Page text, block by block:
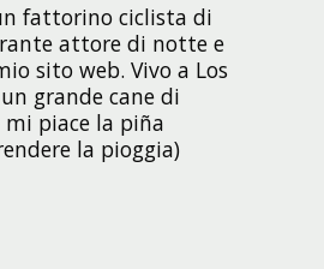
fattorino ciclista di
attore di notte e
sito web. Vivo a Los
grande cane di
mi piace la piña
la pioggia)